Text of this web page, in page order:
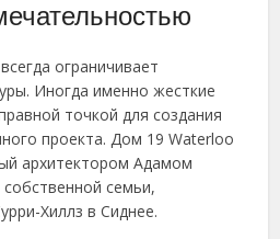
ограничивает
Иногда именно жесткие
точкой для создания
проекта. Дом 19 Waterloo
архитектором Адамом
семьи,
Хиллз в Сиднее.